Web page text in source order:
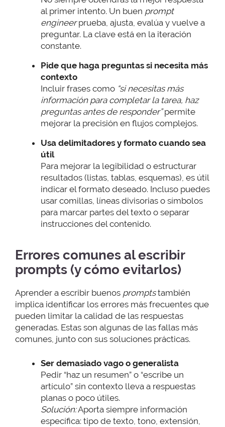
al primer intento. Un buen prompt
engineerprueba, ajusta, evalúa y vuelve a
preguntar. La clave está en la iteración
constante.
Pide que haga preguntas si necesita más
contexto
Incluir frases como “si necesitas más
información para completar la tarea, haz
preguntas antes de responder”permite
mejorar la precisión en flujos complejos.
Usa delimitadores y formato cuando sea
útil
Para mejorar la legibilidad o estructurar
resultados (listas, tablas, esquemas), es útil
indicar el formato deseado. Incluso puedes
usar comillas, líneas divisorias o símbolos
para marcar partes del texto o separar
instrucciones del contenido.
Errores comunes al escribir
prompts (y cómo evitarlos)
Aprender a escribir buenos promptstambién
implica identificar los errores más frecuentes que
pueden limitar la calidad de las respuestas
generadas. Estas son algunas de las fallas más
comunes, junto con sus soluciones prácticas.
Ser demasiado vago o generalista
Pedir “haz un resumen” o “escribe un
artículo” sin contexto lleva a respuestas
planas o poco útiles.
Solución:Aporta siempre información
específica: tipo de texto, tono, extensión,